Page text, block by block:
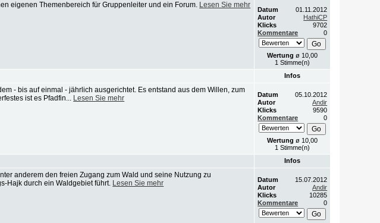
eigenen Themenbereich für Gruppenleiter und ein Forum. Lesen Sie mehr
Datum
01.11.2012
Autor
HathiCP
Klicks
9702
Kommentare
0
Wertung ø 10,00
1 Stimme(n)
Infos
- bis auf einmal - jährlich ausgerichtet. Es entstand aus dem Willen, zum
ist es Pfadfin... Lesen Sie mehr Datum
05.10.2012
Autor
Andir
Klicks
9590
Kommentare
0
Wertung ø 10,00
1 Stimme(n)
Infos
anderem den freien Zugang zum Wald und seine Nutzung zu
Hajk durch ein Waldgebiet führt. Lesen Sie mehr Datum
15.07.2012
Autor
Andir
Klicks
10285
Kommentare
0